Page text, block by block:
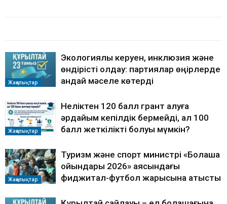
Жаңалықтар
Экологиялық керуен, инклюзия және
өндірісті қолдау: партиялар өңірлерде
қандай мәселе көтерді
Жаңалықтар
Неліктен 120 балл грант алуға
әрдайым кепілдік бермейді, ал 100
балл жеткілікті болуы мүмкін?
Жаңалықтар
Туризм және спорт министрі «Болашақ
ойындары 2026» аясындағы
фиджитал-футбол жарысына қатысты